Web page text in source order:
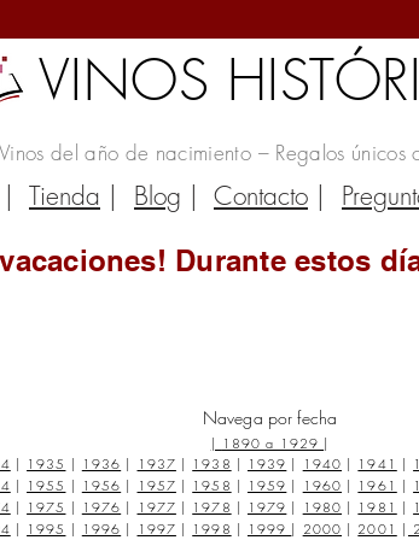
VINOS
Vinos del año de nacimiento – Regalos únicos
| Tienda | Blog | Contacto |
Durante estos
Navega por fecha
| 1890 a 1929 |
| 1935 | 1936 | 1937 | 1938 | 1939 | 1940 | 1941 |
| 1955 | 1956 | 1957 | 1958 | 1959 | 1960 | 1961 |
| 1975 | 1976 | 1977 | 1978 | 1979 | 1980 | 1981 |
| 1995 | 1996 | 1997 | 1998 | 1999 | 2000 | 2001 |